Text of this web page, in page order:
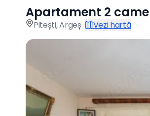
Apartament 2
Pitești,Argeș Vezi hartă